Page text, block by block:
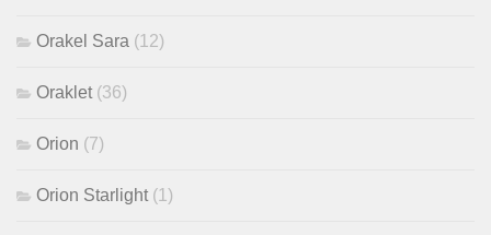
Orakel Sara (12)
Oraklet (36)
Orion (7)
Orion Starlight (1)